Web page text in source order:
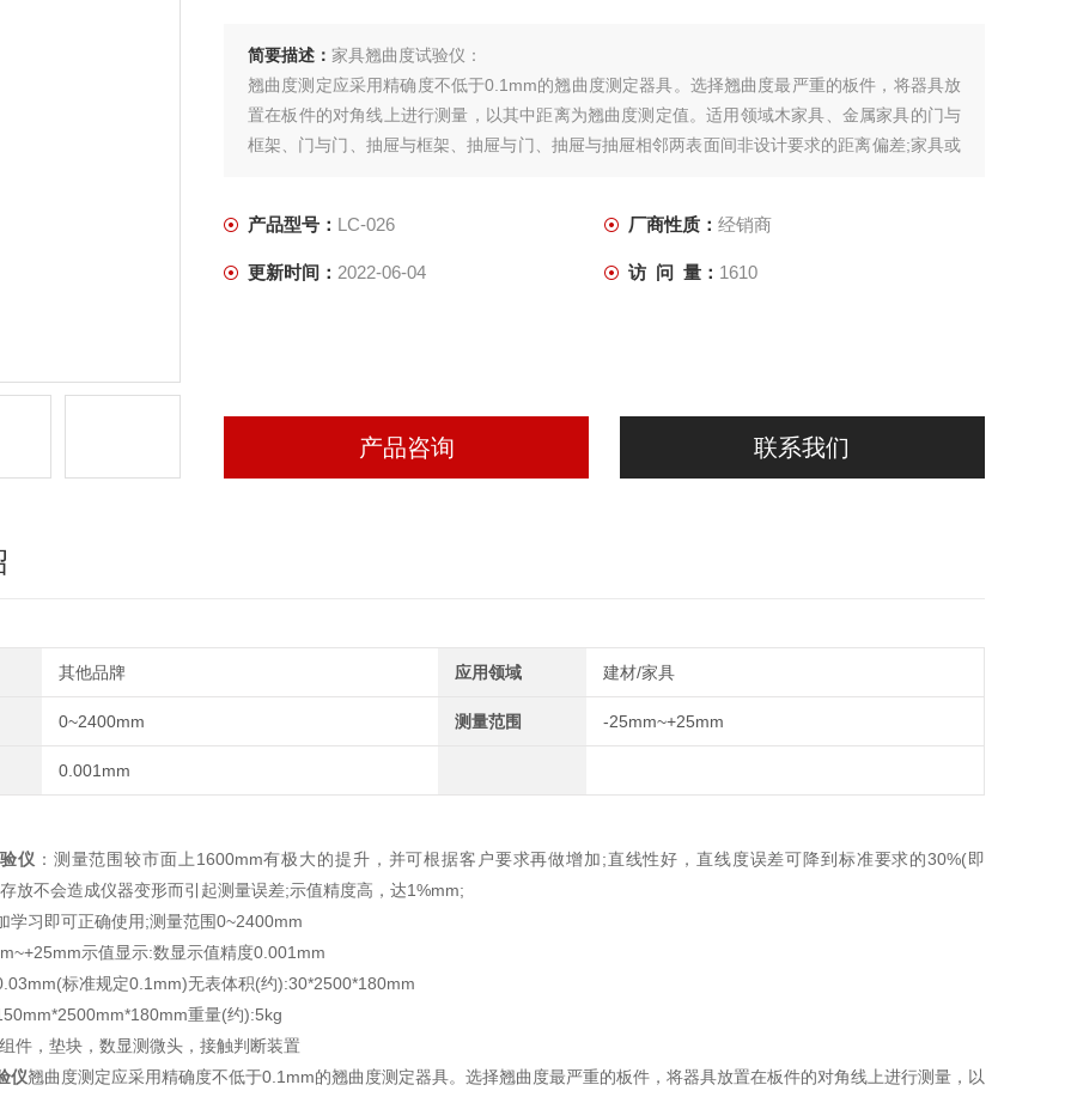
简要描述： 家具翘曲度试验仪：
翘曲度测定应采用精确度不低于0.1mm的翘曲度测定器具。选择翘曲度最严重的板件，将器具放
置在板件的对角线上进行测量，以其中距离为翘曲度测定值。适用领域木家具、金属家具的门与
框架、门与门、抽屉与框架、抽屉与门、抽屉与抽屉相邻两表面间非设计要求的距离偏差;家具或
产品型号： LC-026 厂商性质： 经销商
更新时间： 2022-06-04 访 问 量： 1610
产品咨询 联系我们
其他品牌 应用领域 建材/家具
0~2400mm 测量范围 -25mm~+25mm
0.001mm
仪 ：测量范围较市面上1600mm有极大的提升，并可根据客户要求再做增加;直线性好，直线度误差可降到标准要求的30%(即
放不会造成仪器变形而引起测量误差;示值精度高，达1%mm;
学习即可正确使用;测量范围0~2400mm
示值显示:数显示值精度0.001mm
标准规定0.1mm)无表体积(约):30*2500*180mm
重量(约):5kg
件，垫块，数显测微头，接触判断装置
仪翘曲度测定应采用精确度不低于0.1mm的翘曲度测定器具。选择翘曲度最严重的板件，将器具放置在板件的对角线上进行测量，以